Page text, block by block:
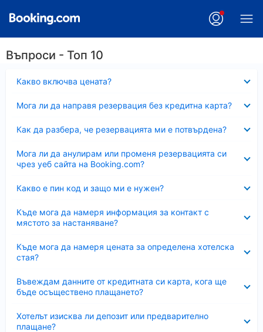
Въпроси - Топ 10
Какво включва цената?
Мога ли да направя резервация без кредитна карта?
Как да разбера, че резервацията ми е потвърдена?
Мога ли да анулирам или променя резервацията си
чрез уеб сайта на Booking.com?
Какво е пин код и защо ми е нужен?
Къде мога да намеря информация за контакт с
мястото за настаняване?
Къде мога да намеря цената за определена хотелска
стая?
Въвеждам данните от кредитната си карта, кога ще
бъде осъществено плащането?
Хотелът изисква ли депозит или предварително
плащане?